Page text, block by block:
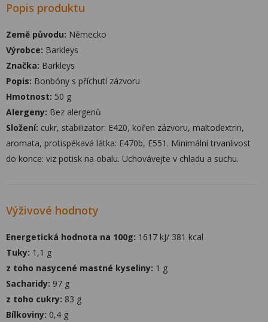
Popis produktu
Země původu: Německo
Výrobce: Barkleys
Značka: Barkleys
Popis: Bonbóny s příchutí zázvoru
Hmotnost: 50 g
Alergeny: Bez alergenů
Složení: cukr, stabilizator: E420, kořen zázvoru, maltodextrin,
aromata, protispékavá látka: E470b, E551. Minimální trvanlivost
do konce: viz potisk na obalu. Uchovávejte v chladu a suchu.
Výživové hodnoty
Energetická hodnota na 100g: 1617 kJ/ 381 kcal
Tuky: 1,1 g
z toho nasycené mastné kyseliny: 1 g
Sacharidy: 97 g
z toho cukry: 83 g
Bílkoviny: 0,4 g